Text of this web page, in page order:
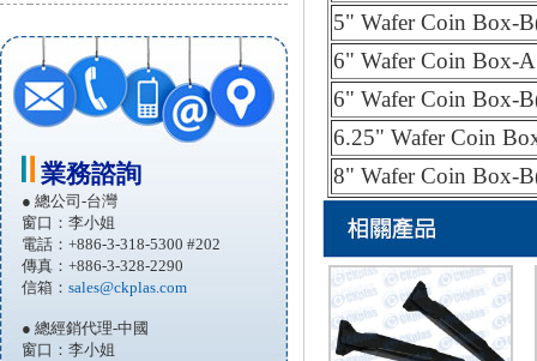
業務諮詢
● 總公司-台灣
窗口：李小姐
電話：+886-3-318-5300 #202
傳真：+886-3-328-2290
信箱： sales@ckplas.com
● 總經銷代理-中國
窗口：李小姐
5" Wafer Coin Box-
6" Wafer Coin Box-A
6" Wafer Coin Box-
6.25" Wafer Coin
8" Wafer Coin Box-